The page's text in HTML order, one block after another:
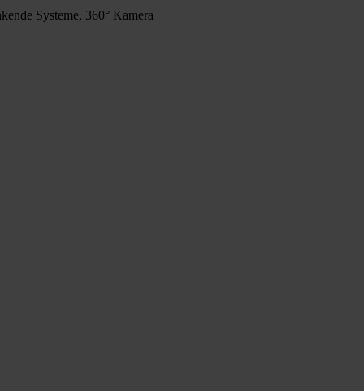
Sys­te­me, 360° Kame­ra